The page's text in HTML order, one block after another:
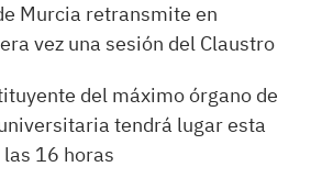
Murcia retransmite en
vez una sesión del Claustro
del máximo órgano de
tendrá lugar esta
16 horas